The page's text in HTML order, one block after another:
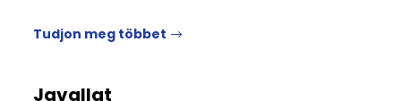
Tudjon meg többet
Javallat